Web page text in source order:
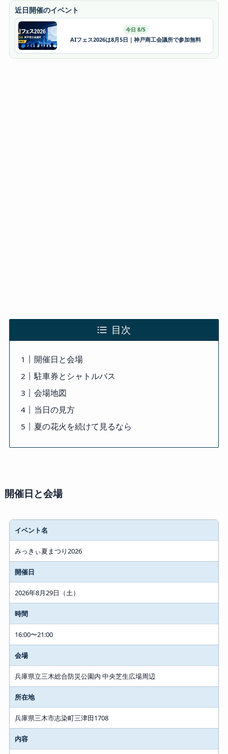
近日開催のイベント
今日 8/5
AIフェス2026は8月5日｜神戸商工会議所で参加無料
目次
開催日と会場
駐車券とシャトルバス
会場地図
当日の見方
夏の花火を続けて見るなら
開催日と会場
イベント名
みっきぃ夏まつり2026
開催日
2026年8月29日（土）
時間
16:00〜21:00
会場
兵庫県立三木総合防災公園内 中央芝生広場周辺
所在地
兵庫県三木市志染町三津田1708
内容